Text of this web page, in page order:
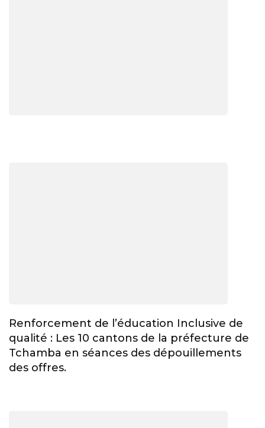
Renforcement de l’éducation Inclusive de
qualité : Les 10 cantons de la préfecture de
Tchamba en séances des dépouillements
des offres.